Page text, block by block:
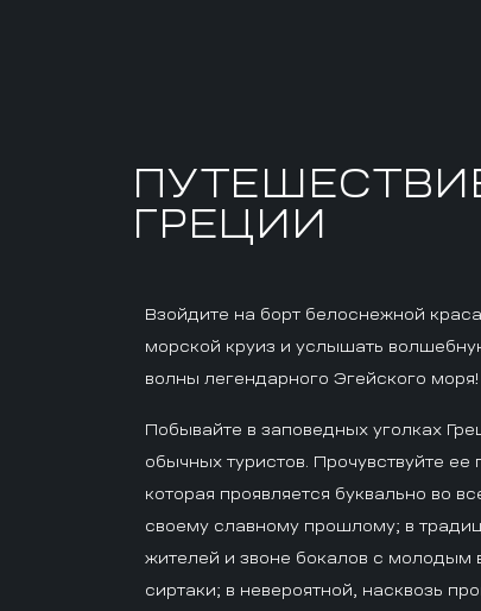
ГРЕЦИИ
Взойдите на борт белоснежной
морской круиз и услышать
волны легендарного Эгейского моря!
Побывайте в заповедных уголках
обычных туристов. Прочувствуйте
которая проявляется буквально во
своему славному прошлому; в
жителей и звоне бокалов с молодым
сиртаки; в невероятной, насквозь